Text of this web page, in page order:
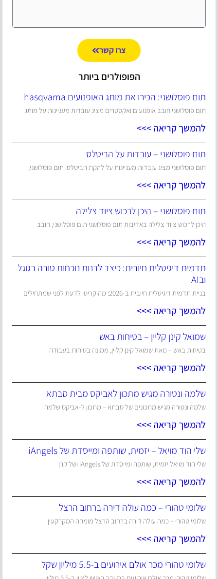
צרו קשר
הפופולרים ביותר
תום פוסלושני: הכירו את מותג האופנועים hasqvarna
תום פוסלושני חובב אופנועים ואקסטרים מציג עובדות מעניינות על מותג
להמשך קריאה >>>
תום פוסלושני – עובדות על הביטלס
תום פוסלושני מציג עובדות מעניינות על להקת הביטלס. תום פוסלושני,
להמשך קריאה >>>
תום פוסלושני – היכן לרכוש ציוד צלילה
היכן לרכוש ציוד צלילה באדיבות תום פוסלושני תום פוסלושני, חובב
להמשך קריאה >>>
תדמית דיגיטלית חיובית: כיצד לבנות נוכחות טובה בגוגל
ובAI
בניית תדמית דיגיטלית חיובית ב-2026: מה קריטי לדעת לפני שמתחילים
להמשך קריאה >>>
שמואל קינן קליין – בטיחות באש
בטיחות באש – מאת שמואל קינן קליין, ממונה בטיחות בעבודה
להמשך קריאה >>>
שלמה ונטורה מגיש מתכון לאביקס מבית סבתא
שלמה ונטורה מגיש מתכונים של סבתא – מתכון ל-אביקס שלמה
להמשך קריאה >>>
שלי הוד מויאל – יזמית, שותפה ומייסדת של iAngels
שלי הוד מויאל יזמית, שותפה ומייסדת של iAngels ושל קרן
להמשך קריאה >>>
שלומי טהורי – כמה עולה דירה ברחוב הרצל
שלומי טהורי – כמה עולה דירה ברחוב הרצל מומחה המקרקעין
להמשך קריאה >>>
שלומי טהורי מכר אולם אירועים ב-5.5 מיליון שקל